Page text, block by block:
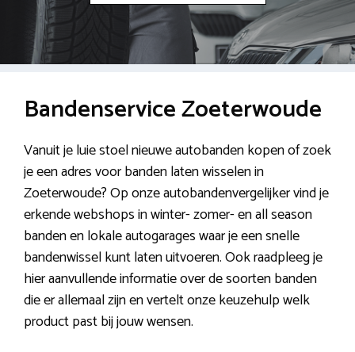
Bandenservice Zoeterwoude
Vanuit je luie stoel nieuwe autobanden kopen of zoek
je een adres voor banden laten wisselen in
Zoeterwoude? Op onze autobandenvergelijker vind je
erkende webshops in winter- zomer- en all season
banden en lokale autogarages waar je een snelle
bandenwissel kunt laten uitvoeren. Ook raadpleeg je
hier aanvullende informatie over de soorten banden
die er allemaal zijn en vertelt onze keuzehulp welk
product past bij jouw wensen.